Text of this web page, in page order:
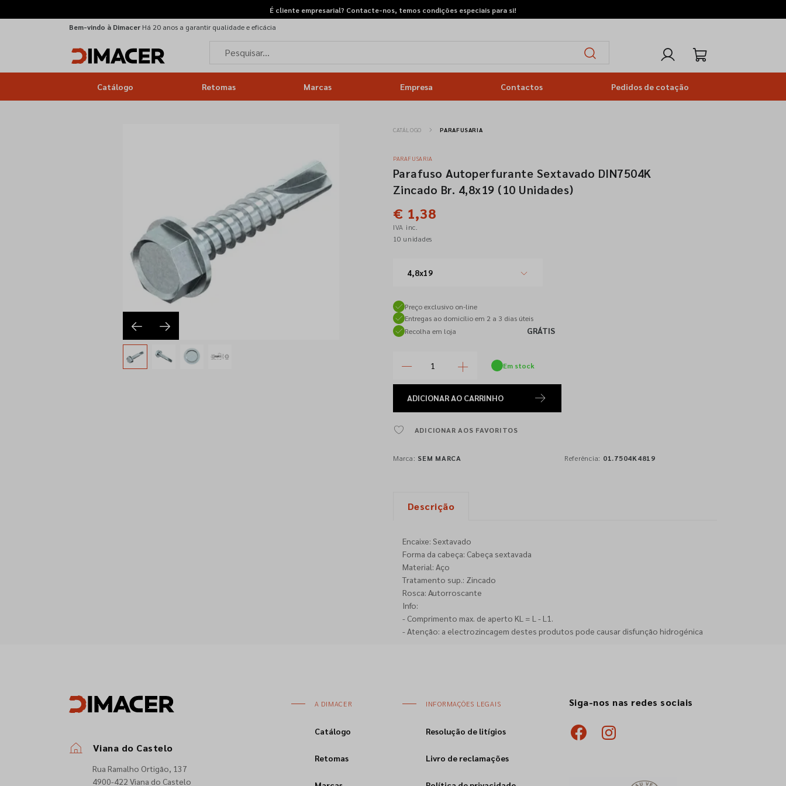
É cliente empresarial? Contacte-nos, temos condições especiais para si!
Bem-vindo à Dimacer Há 20 anos a garantir qualidade e eficácia
Catálogo Retomas Marcas Empresa Contactos Pedidos de cotação
CATÁLOGO PARAFUSARIA
PARAFUSARIA
Parafuso Autoperfurante Sextavado DIN7504K
Zincado Br. 4,8x19 (10 Unidades)
€ 1,38
IVA inc.
10 unidades
4,8x19
Preço exclusivo on-line
Entregas ao domicílio em 2 a 3 dias úteis
Recolha em loja
GRÁTIS
Em stock
ADICIONARAO CARRINHO
ADICIONAR AOS FAVORITOS
Marca: SEM MARCA Referência: 01.7504K4819
Descrição
Encaixe: Sextavado
Forma da cabeça: Cabeça sextavada
Material: Aço
Tratamento sup.: Zincado
Rosca: Autorroscante
Info:
- Comprimento max. de aperto KL = L - L1.
- Atenção: a electrozincagem destes produtos pode causar disfunção hidrogénica
Viana do Castelo
Rua Ramalho Ortigão, 137
4900-422 Viana do Castelo
A DIMACER
Catálogo
Retomas
INFORMAÇÕES LEGAIS
Resolução de litígios
Livro de reclamações
Siga-nos nas redes sociais